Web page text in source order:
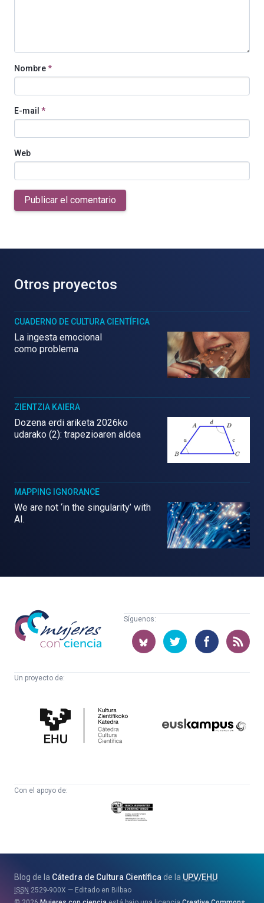
Nombre*
E-mail *
Web
Publicar el comentario
Otros proyectos
CUADERNO DE CULTURA CIENTÍFICA
La ingesta emocional
como problema
ZIENTZIA KAIERA
Dozena erdi ariketa 2026ko
udarako (2): trapezioaren aldea
MAPPING IGNORANCE
We are not ‘in the singularity’ with
AI.
Mujeres
con
ciencia
Síguenos:
Un proyecto de:
Cultura
Científica
Con el apoyo de:
Eusko
Jaurlaritza
eta
Berrikuntza
Blog de la Cátedra de Cultura Científica de la UPV/EHU
ISSN 2529-900X
Editado en Bilbao